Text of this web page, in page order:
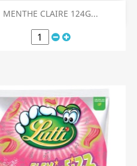
MENTHE CLAIRE 124G...
Aperçu rapide